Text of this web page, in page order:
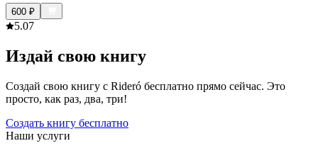
600 ₽
5.07
Издай свою книгу
Создай свою книгу с Rideró бесплатно прямо сейчас. Это
просто, как раз, два, три!
Создать книгу бесплатно
Наши услуги